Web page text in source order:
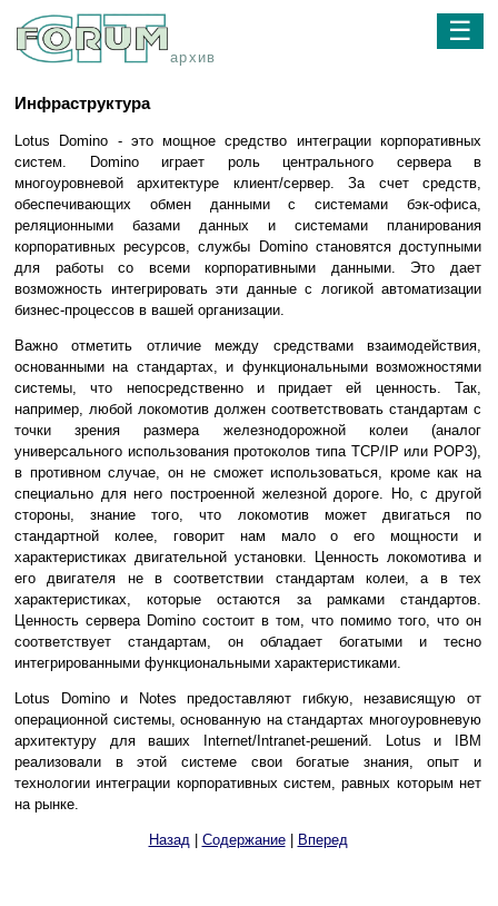
архив
☰
Инфраструктура
Lotus Domino - это мощное средство интеграции корпоративных
систем. Domino играет роль центрального сервера в
многоуровневой архитектуре клиент/сервер. За счет средств,
обеспечивающих обмен данными с системами бэк-офиса,
реляционными базами данных и системами планирования
корпоративных ресурсов, службы Domino становятся доступными
для работы со всеми корпоративными данными. Это дает
возможность интегрировать эти данные с логикой автоматизации
бизнес-процессов в вашей организации.
Важно отметить отличие между средствами взаимодействия,
основанными на стандартах, и функциональными возможностями
системы, что непосредственно и придает ей ценность. Так,
например, любой локомотив должен соответствовать стандартам с
точки зрения размера железнодорожной колеи (аналог
универсального использования протоколов типа TCP/IP или POP3),
в противном случае, он не сможет использоваться, кроме как на
специально для него построенной железной дороге. Но, с другой
стороны, знание того, что локомотив может двигаться по
стандартной колее, говорит нам мало о его мощности и
характеристиках двигательной установки. Ценность локомотива и
его двигателя не в соответствии стандартам колеи, а в тех
характеристиках, которые остаются за рамками стандартов.
Ценность сервера Domino состоит в том, что помимо того, что он
соответствует стандартам, он обладает богатыми и тесно
интегрированными функциональными характеристиками.
Lotus Domino и Notes предоставляют гибкую, независящую от
операционной системы, основанную на стандартах многоуровневую
архитектуру для ваших Internet/Intranet-решений. Lotus и IBM
реализовали в этой системе свои богатые знания, опыт и
технологии интеграции корпоративных систем, равных которым нет
на рынке.
Назад| Содержание| Вперед